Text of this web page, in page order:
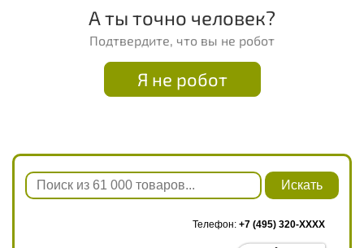
А ты точно человек?
Подтвердите, что вы не робот
Я не робот
Искать
Телефон: +7 (495) 320-XXXX